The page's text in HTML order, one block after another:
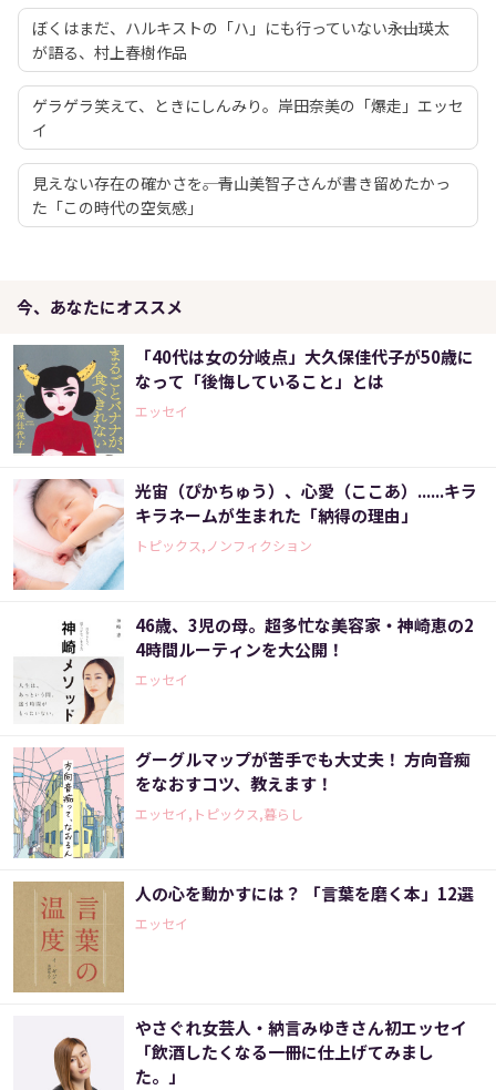
ぼくはまだ、ハルキストの「ハ」にも行っていない――永山瑛太
が語る、村上春樹作品
ゲラゲラ笑えて、ときにしんみり。岸田奈美の「爆走」エッセ
イ
見えない存在の確かさを――。青山美智子さんが書き留めたかっ
た「この時代の空気感」
今、あなたにオススメ
「40代は女の分岐点」大久保佳代子が50歳に
なって「後悔していること」とは
エッセイ
光宙（ぴかちゅう）、心愛（ここあ）......キラ
キラネームが生まれた「納得の理由」
トピックス,ノンフィクション
46歳、3児の母。超多忙な美容家・神崎恵の2
4時間ルーティンを大公開！
エッセイ
グーグルマップが苦手でも大丈夫！ 方向音痴
をなおすコツ、教えます！
エッセイ,トピックス,暮らし
人の心を動かすには？ 「言葉を磨く本」12選
エッセイ
やさぐれ女芸人・納言みゆきさん初エッセイ
「飲酒したくなる一冊に仕上げてみまし
た。」